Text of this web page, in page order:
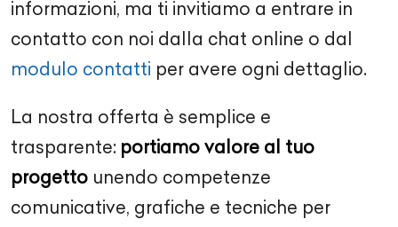
informazioni, ma ti invitiamo a entrare in
contatto con noi dalla chat online o dal
modulo contatti per avere ogni dettaglio.
La nostra offerta è semplice e
trasparente: portiamo valore al tuo
progetto unendo competenze
comunicative, grafiche e tecniche per